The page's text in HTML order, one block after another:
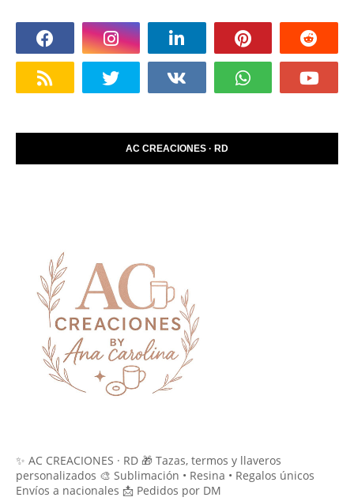
AC CREACIONES · RD
✨ AC CREACIONES · RD 🎁 Tazas, termos y llaveros
personalizados 🎨 Sublimación • Resina • Regalos únicos
Envíos a nacionales 📩 Pedidos por DM